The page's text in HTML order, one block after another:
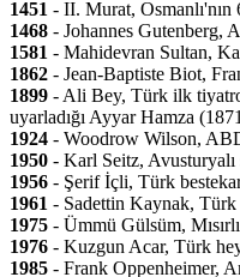
1451 - II. Murat, Osmanlı'nın
1468 - Johannes Gutenberg,
1581 - Mahidevran Sultan,
1862 - Jean-Baptiste Biot,
1899 - Ali Bey, Türk ilk
uyarladığı Ayyar Hamza
1924 - Woodrow Wilson,
1950 - Karl Seitz, Avusturyalı
1956 - Şerif İçli, Türk
1961 - Sadettin Kaynak, Türk
1975 - Ümmü Gülsüm,
1976 - Kuzgun Acar, Türk
1985 - Frank Oppenheimer,